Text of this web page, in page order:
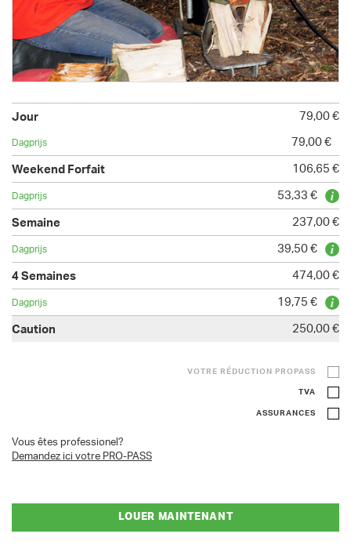
79,00 €
79,00 €
106,65 €
53,33 €
237,00 €
39,50 €
474,00 €
19,75 €
250,00 €
VOTRE RÉDUCTION PROPASS
TVA
ASSURANCES
Vous êtes professionel?
Demandez ici votre PRO-PASS
LOUER MAINTENANT